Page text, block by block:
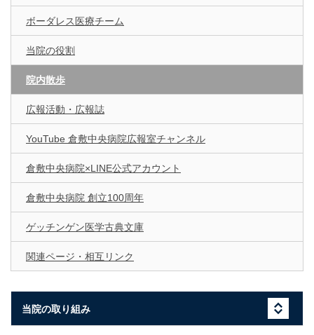
ボーダレス医療チーム
当院の役割
院内散歩
広報活動・広報誌
YouTube 倉敷中央病院広報室チャンネル
倉敷中央病院×LINE公式アカウント
倉敷中央病院 創立100周年
ゲッチンゲン医学古典文庫
関連ページ・相互リンク
当院の取り組み